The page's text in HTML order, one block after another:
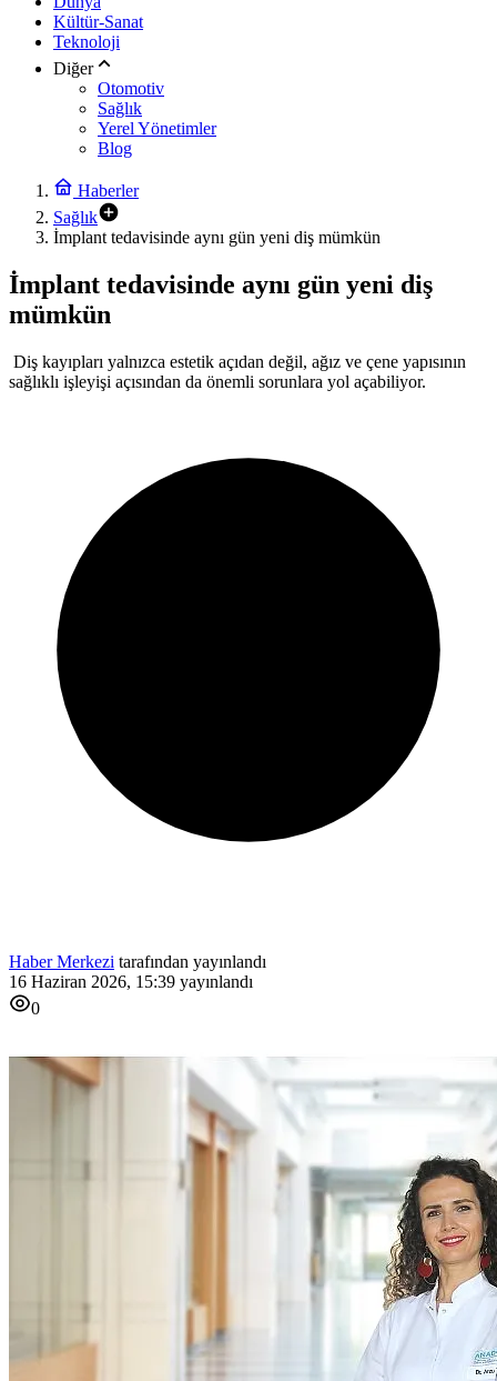
Kültür-Sanat
Teknoloji
Diğer
Otomotiv
Sağlık
Yerel Yönetimler
Blog
Haberler
Sağlık
İmplant tedavisinde aynı gün yeni diş mümkün
İmplant tedavisinde aynı gün yeni diş
mümkün
Diş kayıpları yalnızca estetik açıdan değil, ağız ve çene yapısının
sağlıklı işleyişi açısından da önemli sorunlara yol açabiliyor.
Haber Merkezi tarafından yayınlandı
16 Haziran 2026, 15:39 yayınlandı
0